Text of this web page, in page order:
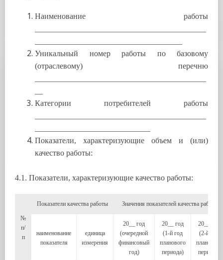
Наименование работы
Уникальный номер работы по базовому
(отраслевому) перечню
Категории потребителей работы
Показатели, характеризующие объем и (или)
качество работы:
4.1. Показатели, характеризующие качество работы:
№
п/
п
Показатели качества работы Значения показателей качества работы
наименование
показателя
единица
измерения
20__ год
(очередной
финансовый
год)
20__ год
(1-й год
планового
периода)
20__ год
(2-й год
планового
периода)